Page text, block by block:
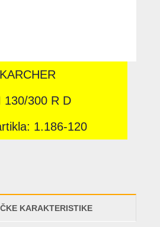
KARCHER
130/300 R D
1.186-120
KARAKTERISTIKE